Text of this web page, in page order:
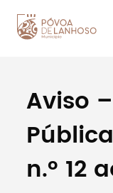
Procurar
Aviso
n.º 12